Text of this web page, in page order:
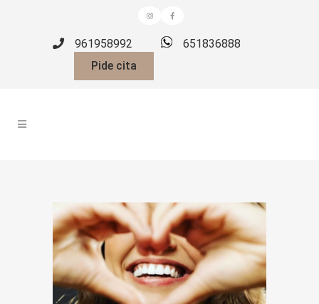
961958992
651836888
Pide cita